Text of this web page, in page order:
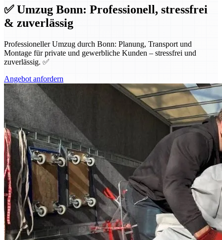
✅ Umzug Bonn: Professionell, stressfrei
& zuverlässig
Professioneller Umzug durch Bonn: Planung, Transport und
Montage für private und gewerbliche Kunden – stressfrei und
zuverlässig. ✅
Angebot anfordern